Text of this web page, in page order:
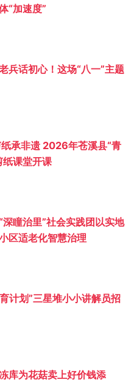
“加速度”
兵话初心！这场“八一”主题
承非遗 2026年苍溪县“青
纸课堂开课
深瞳治里”社会实践团以实地
区适老化智慧治理
计划”三星堆小小讲解员招
库为花菇卖上好价钱添